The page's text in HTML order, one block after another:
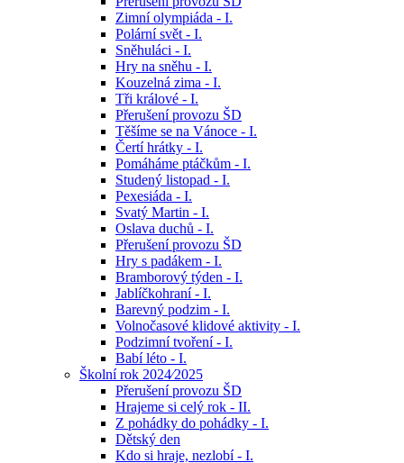
Zimní olympiáda - I.
Polární svět - I.
Sněhuláci - I.
Hry na sněhu - I.
Kouzelná zima - I.
Tři králové - I.
Přerušení provozu ŠD
Těšíme se na Vánoce - I.
Čertí hrátky - I.
Pomáháme ptáčkům - I.
Studený listopad - I.
Pexesiáda - I.
Svatý Martin - I.
Oslava duchů - I.
Přerušení provozu ŠD
Hry s padákem - I.
Bramborový týden - I.
Jablíčkohraní - I.
Barevný podzim - I.
Volnočasové klidové aktivity - I.
Podzimní tvoření - I.
Babí léto - I.
Školní rok 2024⁄2025
Přerušení provozu ŠD
Hrajeme si celý rok - II.
Z pohádky do pohádky - I.
Dětský den
Kdo si hraje, nezlobí - I.